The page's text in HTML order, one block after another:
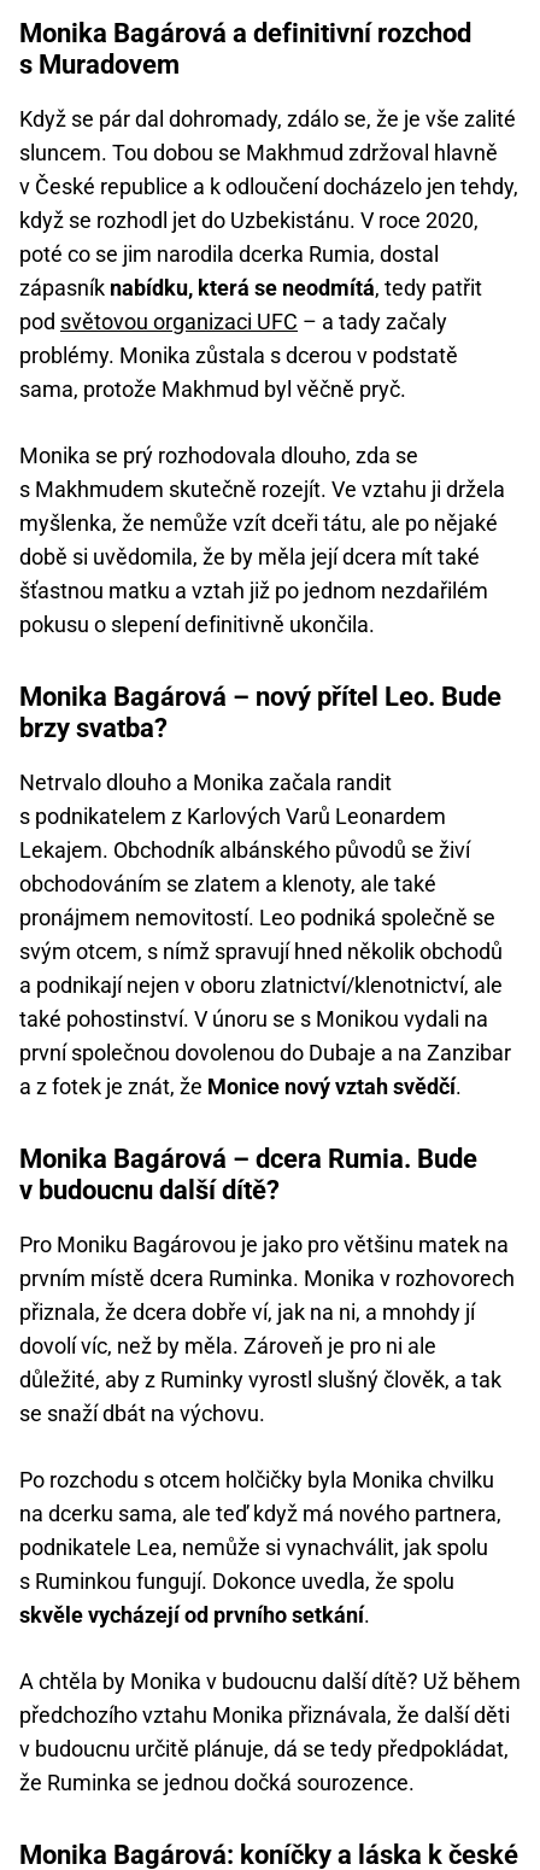
Monika Bagárová a definitivní rozchod
s Muradovem
Když se pár dal dohromady, zdálo se, že je vše zalité
sluncem. Tou dobou se Makhmud zdržoval hlavně
v České republice a k odloučení docházelo jen tehdy,
když se rozhodl jet do Uzbekistánu. V roce 2020,
poté co se jim narodila dcerka Rumia, dostal
zápasník nabídku, která se neodmítá, tedy patřit
pod světovou organizaci UFC – a tady začaly
problémy. Monika zůstala s dcerou v podstatě
sama, protože Makhmud byl věčně pryč.
Monika se prý rozhodovala dlouho, zda se
s Makhmudem skutečně rozejít. Ve vztahu ji držela
myšlenka, že nemůže vzít dceři tátu, ale po nějaké
době si uvědomila, že by měla její dcera mít také
šťastnou matku a vztah již po jednom nezdařilém
pokusu o slepení definitivně ukončila.
Monika Bagárová – nový přítel Leo. Bude
brzy svatba?
Netrvalo dlouho a Monika začala randit
s podnikatelem z Karlových Varů Leonardem
Lekajem. Obchodník albánského původů se živí
obchodováním se zlatem a klenoty, ale také
pronájmem nemovitostí. Leo podniká společně se
svým otcem, s nímž spravují hned několik obchodů
a podnikají nejen v oboru zlatnictví/klenotnictví, ale
také pohostinství. V únoru se s Monikou vydali na
první společnou dovolenou do Dubaje a na Zanzibar
a z fotek je znát, že Monice nový vztah svědčí.
Monika Bagárová – dcera Rumia. Bude
v budoucnu další dítě?
Pro Moniku Bagárovou je jako pro většinu matek na
prvním místě dcera Ruminka. Monika v rozhovorech
přiznala, že dcera dobře ví, jak na ni, a mnohdy jí
dovolí víc, než by měla. Zároveň je pro ni ale
důležité, aby z Ruminky vyrostl slušný člověk, a tak
se snaží dbát na výchovu.
Po rozchodu s otcem holčičky byla Monika chvilku
na dcerku sama, ale teď když má nového partnera,
podnikatele Lea, nemůže si vynachválit, jak spolu
s Ruminkou fungují. Dokonce uvedla, že spolu
skvěle vycházejí od prvního setkání.
A chtěla by Monika v budoucnu další dítě? Už během
předchozího vztahu Monika přiznávala, že další děti
v budoucnu určitě plánuje, dá se tedy předpokládat,
že Ruminka se jednou dočká sourozence.
Monika Bagárová: koníčky a láska k české